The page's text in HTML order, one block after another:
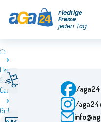
niedrige
Preise
jeden Tag
Heim
&
Garten
Grillzubehör
Ab Bestellung 24 h
Besondere
/
/